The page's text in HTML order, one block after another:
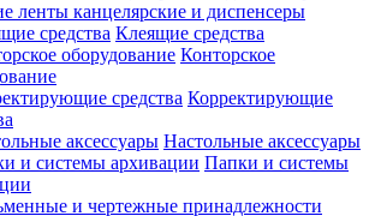
ленты канцелярские и диспенсеры
Клеящие средства
Конторское
Корректирующие
Настольные аксессуары
Папки и системы